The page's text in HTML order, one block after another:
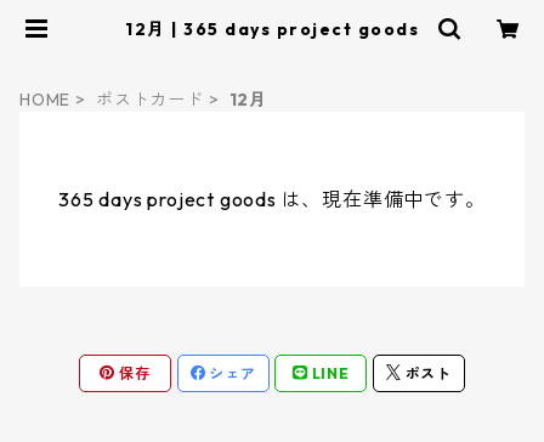
12月 | 365 days project goods
HOME ポストカード 12月
365 days project goods は、現在準備中です。
保存 シェア LINE ポスト